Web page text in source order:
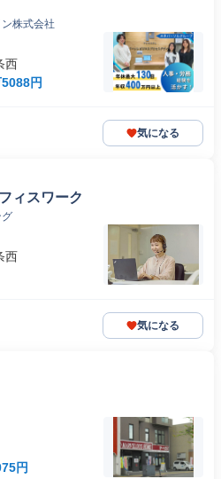
株式会社
西
円
気になる
ィスワーク
西
気になる
円